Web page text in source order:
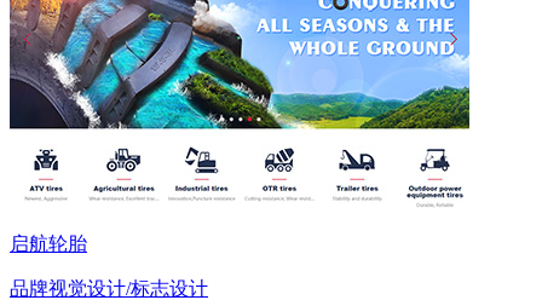
启航轮胎
品牌视觉设计/标志设计